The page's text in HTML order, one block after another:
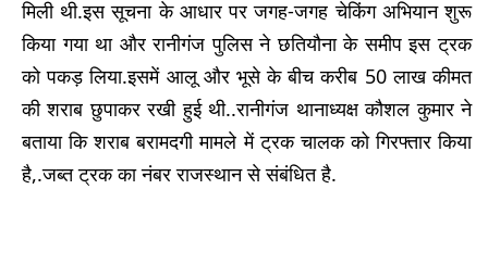
मिली थी.इस सूचना के आधार पर जगह-जगह चेकिंग अभियान शुरू
किया गया था और रानीगंज पुलिस ने छतियौना के समीप इस ट्रक
को पकड़ लिया.इसमें आलू और भूसे के बीच करीब 50 लाख कीमत
की शराब छुपाकर रखी हुई थी..रानीगंज थानाध्यक्ष कौशल कुमार ने
बताया कि शराब बरामदगी मामले में ट्रक चालक को गिरफ्तार किया
है,.जब्त ट्रक का नंबर राजस्थान से संबंधित है.